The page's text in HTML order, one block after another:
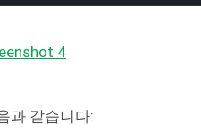
과 같습니다: